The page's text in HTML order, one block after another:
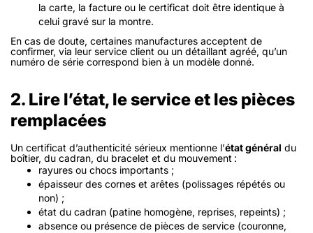
la carte, la facture ou le certificat doit être identique à
celui gravé sur la montre.
En cas de doute, certaines manufactures acceptent de
confirmer, via leur service client ou un détaillant agréé, qu’un
numéro de série correspond bien à un modèle donné.
2. Lire l’état, le service et les pièces
remplacées
Un certificat d’authenticité sérieux mentionne l’état général du
boîtier, du cadran, du bracelet et du mouvement :
rayures ou chocs importants ;
épaisseur des cornes et arêtes (polissages répétés ou
non) ;
état du cadran (patine homogène, reprises, repeints) ;
absence ou présence de pièces de service (couronne,